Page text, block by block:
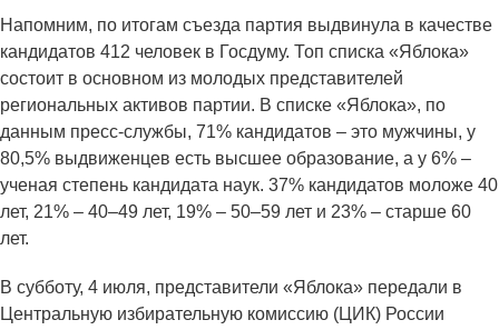
Напомним, по итогам съезда партия выдвинула в качестве
кандидатов 412 человек в Госдуму. Топ списка «Яблока»
состоит в основном из молодых представителей
региональных активов партии. В списке «Яблока», по
данным пресс-службы, 71% кандидатов – это мужчины, у
80,5% выдвиженцев есть высшее образование, а у 6% –
ученая степень кандидата наук. 37% кандидатов моложе 40
лет, 21% – 40–49 лет, 19% – 50–59 лет и 23% – старше 60
лет.
В субботу, 4 июля, представители «Яблока» передали в
Центральную избирательную комиссию (ЦИК) России